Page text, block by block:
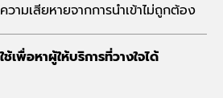
ามเสียหายจากการนำเข้าไม่ถูกต้อง
พื่อหาผู้ให้บริการที่วางใจได้